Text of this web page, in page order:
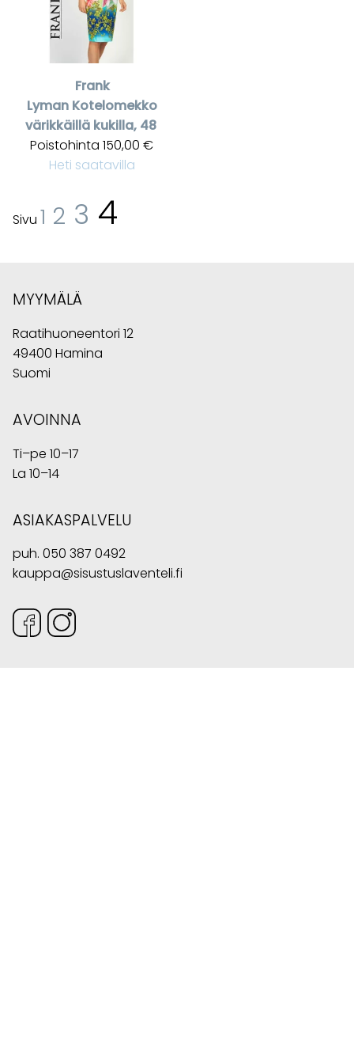
Frank
Lyman Kotelomekko
värikkäillä kukilla, 48
Poistohinta 150,00 €
Heti saatavilla
Sivu 1 2 3 4
MYYMÄLÄ
Raatihuoneentori 12
49400 Hamina
Suomi
AVOINNA
Ti–pe 10–17
La 10–14
ASIAKASPALVELU
puh. 050 387 0492
kauppa@sisustuslaventeli.fi